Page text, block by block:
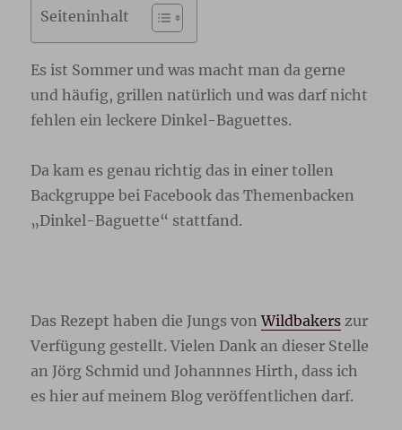
Seiteninhalt
Es ist Sommer und was macht man da gerne
und häufig, grillen natürlich und was darf nicht
fehlen ein leckere Dinkel-Baguettes.
Da kam es genau richtig das in einer tollen
Backgruppe bei Facebook das Themenbacken
„Dinkel-Baguette“ stattfand.
Das Rezept haben die Jungs vonWildbakers zur
Verfügung gestellt. Vielen Dank an dieser Stelle
an Jörg Schmid und Johannnes Hirth, dass ich
es hier auf meinem Blog veröffentlichen darf.